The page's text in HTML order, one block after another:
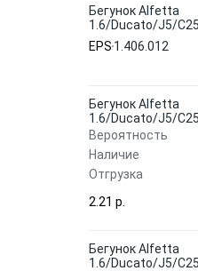
Бегунок Alfetta
1.6/Ducato/J5/
1.406.012 EPS
EPS 1.406.012
Бегунок Alfetta
1.6/Ducato/J5/
Вероятность
Наличие
Отгрузка
2.21 p.
Бегунок Alfetta
1.6/Ducato/J5/